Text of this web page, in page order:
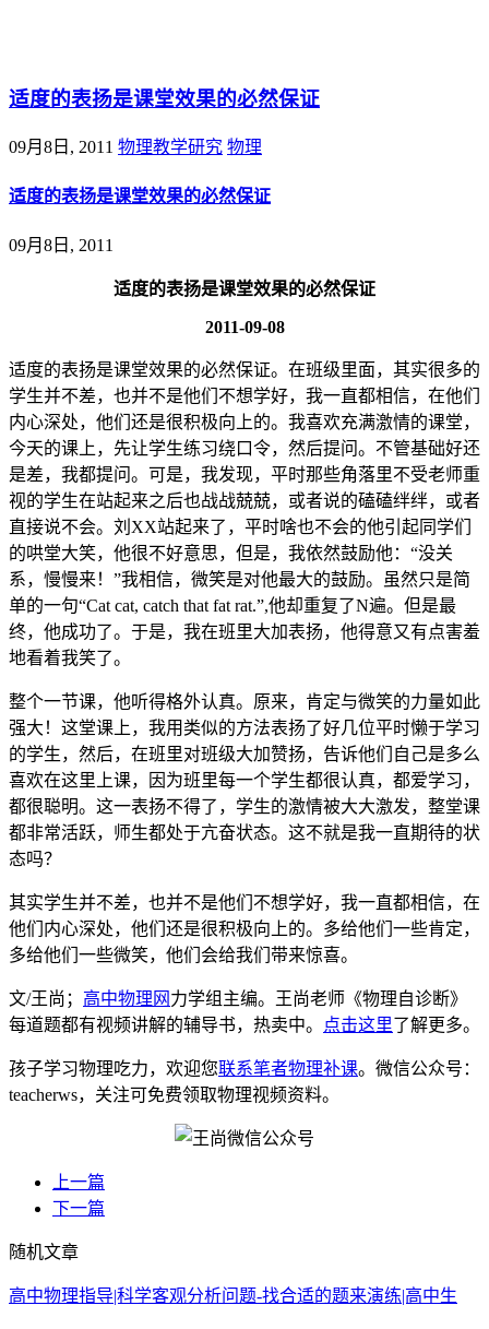
适度的表扬是课堂效果的必然保证
09月8日, 2011 物理教学研究 物理
适度的表扬是课堂效果的必然保证
09月8日, 2011
适度的表扬是课堂效果的必然保证
2011-09-08
适度的表扬是课堂效果的必然保证。在班级里面，其实很多的
学生并不差，也并不是他们不想学好，我一直都相信，在他们
内心深处，他们还是很积极向上的。我喜欢充满激情的课堂，
今天的课上，先让学生练习绕口令，然后提问。不管基础好还
是差，我都提问。可是，我发现，平时那些角落里不受老师重
视的学生在站起来之后也战战兢兢，或者说的磕磕绊绊，或者
直接说不会。刘XX站起来了，平时啥也不会的他引起同学们
的哄堂大笑，他很不好意思，但是，我依然鼓励他：“没关
系，慢慢来！”我相信，微笑是对他最大的鼓励。虽然只是简
单的一句“Cat cat, catch that fat rat.”,他却重复了N遍。但是最
终，他成功了。于是，我在班里大加表扬，他得意又有点害羞
地看着我笑了。
整个一节课，他听得格外认真。原来，肯定与微笑的力量如此
强大！ 这堂课上，我用类似的方法表扬了好几位平时懒于学习
的学生，然后，在班里对班级大加赞扬，告诉他们自己是多么
喜欢在这里上课，因为班里每一个学生都很认真，都爱学习，
都很聪明。这一表扬不得了，学生的激情被大大激发，整堂课
都非常活跃，师生都处于亢奋状态。这不就是我一直期待的状
态吗？
其实学生并不差，也并不是他们不想学好，我一直都相信，在
他们内心深处，他们还是很积极向上的。多给他们一些肯定，
多给他们一些微笑，他们会给我们带来惊喜。
文/王尚； 高中物理网 力学组主编。王尚老师《物理自诊断》
每道题都有视频讲解的辅导书，热卖中。
点击这里了解更多。
孩子学习物理吃力，欢迎您联系笔者物理补课。微信公众号：
teacherws，关注可免费领取物理视频资料。
上一篇
下一篇
随机文章
高中物理指导|科学客观分析问题-找合适的题来演练|高中生